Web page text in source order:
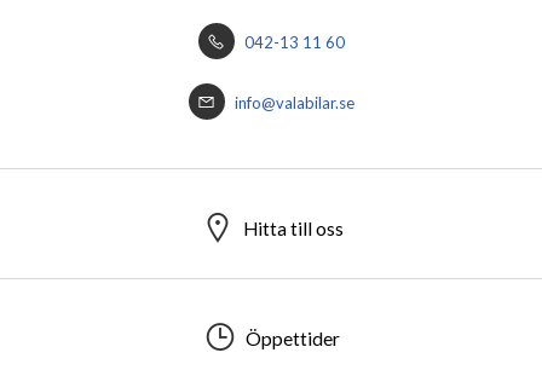
042-13 11 60
info@valabilar.se
Hitta till oss
Öppettider